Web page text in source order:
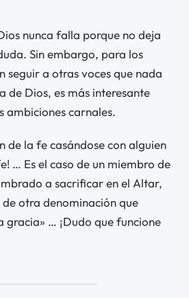
nunca falla porque no deja
Sin embargo, para los
seguir a otras voces que nada
de Dios, es más interesante
ambiciones carnales.
de la fe casándose con alguien
… Es el caso de un miembro de
a sacrificar en el Altar,
otra denominación que
gracia» … ¡Dudo que funcione